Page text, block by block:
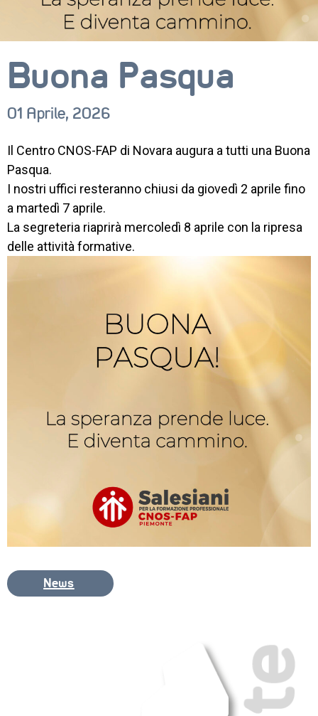
NEWS
SETTORI
PROFESSIONALI
SERVIZI
AL
PROGETTO
EDUCATIVO
QUALITÀ
E
ACCREDITAMENTO
Buona Pasqua
01 Aprile, 2026
Il Centro CNOS-FAP di Novara augura a tutti una Buona
Pasqua.
I nostri uffici resteranno chiusi da giovedì 2 aprile fino
a martedì 7 aprile.
La segreteria riaprirà mercoledì 8 aprile con la ripresa
delle attività formative.
News